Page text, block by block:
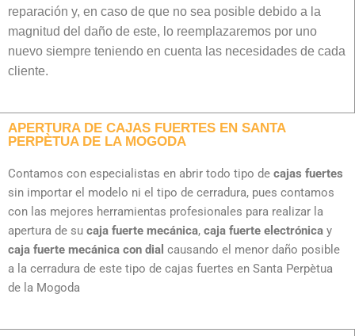
reparación y, en caso de que no sea posible debido a la
magnitud del daño de este, lo reemplazaremos por uno
nuevo siempre teniendo en cuenta las necesidades de cada
cliente.
APERTURA DE CAJAS FUERTES EN SANTA
PERPÈTUA DE LA MOGODA
Contamos con especialistas en abrir todo tipo de cajas fuertes
sin importar el modelo ni el tipo de cerradura, pues contamos
con las mejores herramientas profesionales para realizar la
apertura de su caja fuerte mecánica, caja fuerte electrónica y
caja fuerte mecánica con dial causando el menor daño posible
a la cerradura de este tipo de cajas fuertes en Santa Perpètua
de la Mogoda